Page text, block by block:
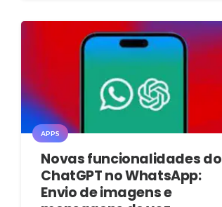
APPS
Novas funcionalidades do
ChatGPT no WhatsApp:
Envio de imagens e